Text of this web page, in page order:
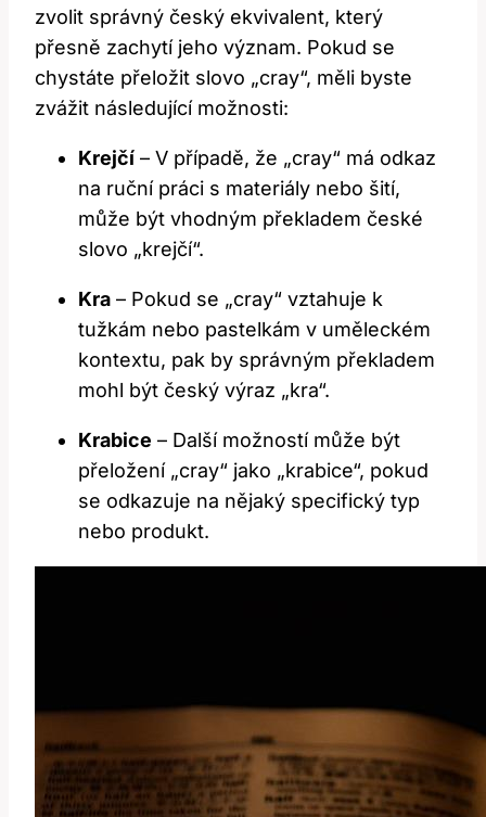
zvolit správný český ekvivalent, který
přesně zachytí jeho význam. Pokud se
chystáte přeložit slovo „cray“, měli byste
zvážit následující možnosti:
Krejčí – V případě, že „cray“ má odkaz
na ruční práci s materiály nebo šití,
může být vhodným překladem české
slovo „krejčí“.
Kra – Pokud se „cray“ vztahuje k
tužkám nebo pastelkám v uměleckém
kontextu, pak by správným překladem
mohl být český výraz „kra“.
Krabice – Další možností může být
přeložení „cray“ jako „krabice“, pokud
se odkazuje na nějaký specifický typ
nebo produkt.